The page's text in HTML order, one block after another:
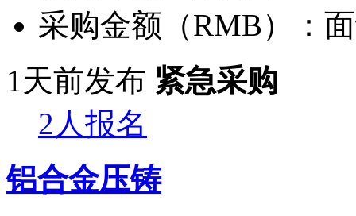
采购金额（RMB）：
1天前发布 紧急采购
2人报名
铝合金压铸